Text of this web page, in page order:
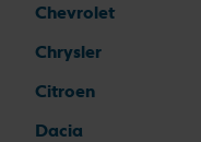
Chevrolet
Chrysler
Citroen
Dacia